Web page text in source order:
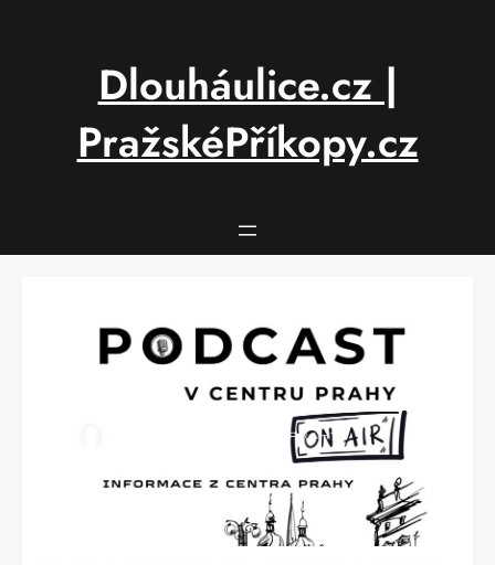
Dlouháulice.cz |
PražskéPříkopy.cz